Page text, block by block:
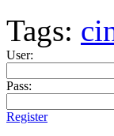
Tags:
User:
Pass:
Register